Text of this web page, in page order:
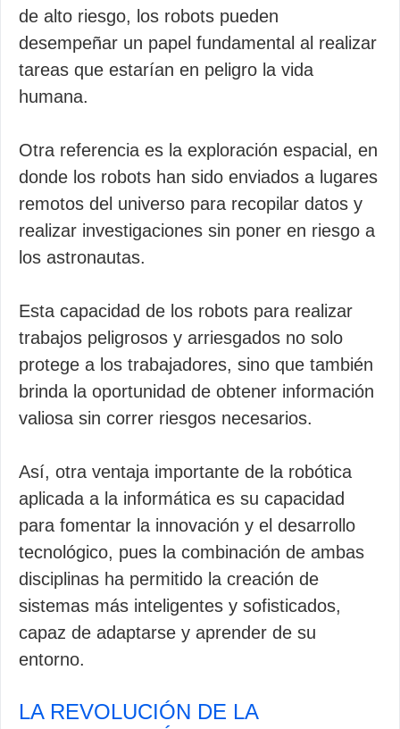
de alto riesgo, los robots pueden
desempeñar un papel fundamental al realizar
tareas que estarían en peligro la vida
humana.
Otra referencia es la exploración espacial, en
donde los robots han sido enviados a lugares
remotos del universo para recopilar datos y
realizar investigaciones sin poner en riesgo a
los astronautas.
Esta capacidad de los robots para realizar
trabajos peligrosos y arriesgados no solo
protege a los trabajadores, sino que también
brinda la oportunidad de obtener información
valiosa sin correr riesgos necesarios.
Así, otra ventaja importante de la robótica
aplicada a la informática es su capacidad
para fomentar la innovación y el desarrollo
tecnológico, pues la combinación de ambas
disciplinas ha permitido la creación de
sistemas más inteligentes y sofisticados,
capaz de adaptarse y aprender de su
entorno.
LA REVOLUCIÓN DE LA